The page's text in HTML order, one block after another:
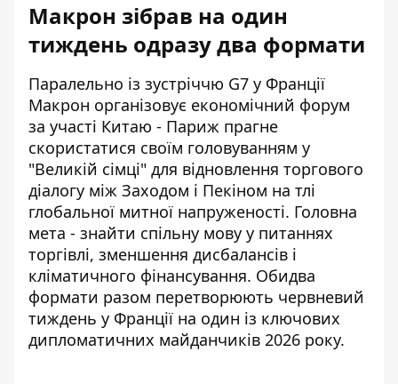
Макрон зібрав на один
тиждень одразу два формати
Паралельно із зустріччю G7 у Франції
Макрон організовує економічний форум
за участі Китаю - Париж прагне
скористатися своїм головуванням у
"Великій сімці" для відновлення торгового
діалогу між Заходом і Пекіном на тлі
глобальної митної напруженості. Головна
мета - знайти спільну мову у питаннях
торгівлі, зменшення дисбалансів і
кліматичного фінансування. Обидва
формати разом перетворюють червневий
тиждень у Франції на один із ключових
дипломатичних майданчиків 2026 року.